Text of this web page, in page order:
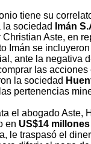
tiene su
la sociedad
Imán
Christian Aste, en
Imán se
ante la negativa
las
la sociedad
pertenencias
el abogado Aste,
en US$14 millones
le traspasó el